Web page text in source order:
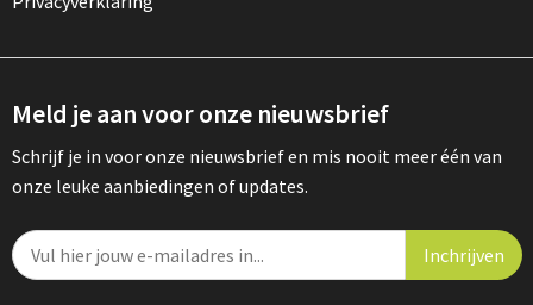
Meld je aan voor onze nieuwsbrief
Schrijf je in voor onze nieuwsbrief en mis nooit meer één van
onze leuke aanbiedingen of updates.